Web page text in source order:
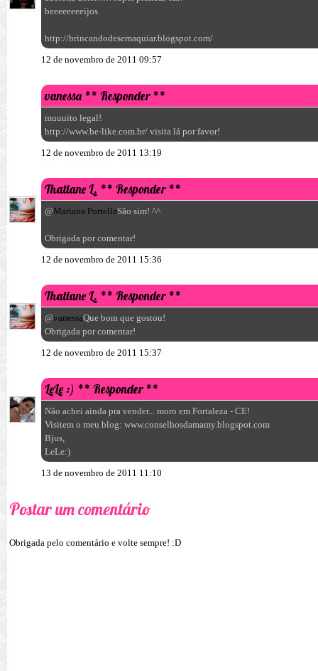
beeeeeeeeijos
http://brincandodesemaquiar.blogspot.com/
12 de novembro de 2011 09:57
vanessa ** Responder **
muuuito legal!
http://www.be-like.com.br/ visita lá por favor!
12 de novembro de 2011 13:19
Thatiane L. ** Responder **
@Mariana PortellaSão sim! ^^
Obrigada por comentar!
12 de novembro de 2011 15:36
Thatiane L. ** Responder **
@vanessaQue bom que gostou!
Obrigada por comentar!
12 de novembro de 2011 15:37
LeLe :) ** Responder **
Não achei ainda pra vender... moro em Fortaleza - CE!
Visitem o meu blog: www.conselhosdamamy.blogspot.com
Bjus,
LeLe:)
13 de novembro de 2011 11:10
Postar um comentário
Obrigada pelo comentário e volte sempre! :D